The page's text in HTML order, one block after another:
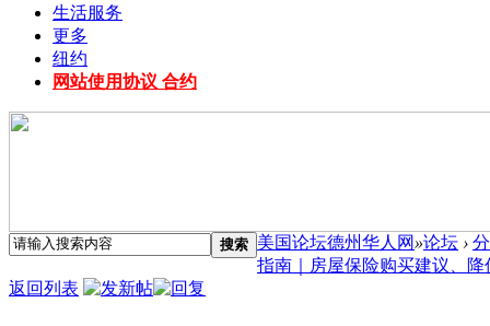
生活服务
更多
纽约
网站使用协议 合约
搜索 美国论坛德州华人网 »论坛 ›
指南｜房屋保险购买建议、降
返回列表